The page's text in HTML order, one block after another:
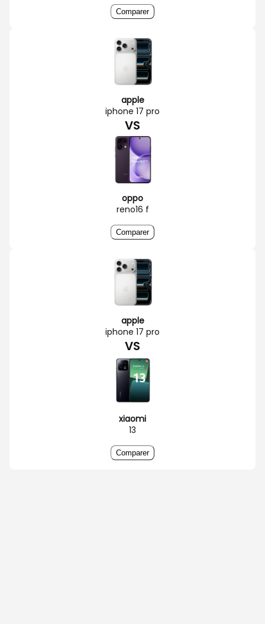
Comparer
apple
iphone 17 pro
VS
oppo
reno16 f
Comparer
apple
iphone 17 pro
VS
xiaomi
13
Comparer